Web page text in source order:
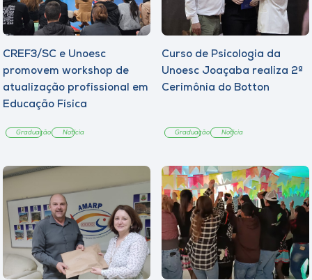
CREF3/SC e Unoesc
promovem workshop de
atualização profissional em
Educação Física
Graduação Notícia
Curso de Psicologia da
Unoesc Joaçaba realiza 2ª
Cerimônia do Botton
Graduação Notícia